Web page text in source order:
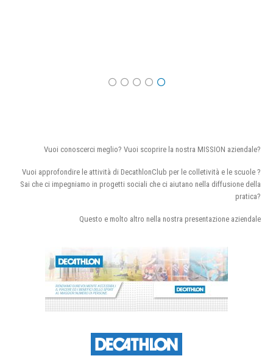
Vuoi conoscerci meglio? Vuoi scoprire la nostra MISSION aziendale?
Vuoi approfondire le attività di DecathlonClub per le colletività e le scuole ?
Sai che ci impegniamo in progetti sociali che ci aiutano nella diffusione della
pratica?
Questo e molto altro nella nostra presentazione aziendale